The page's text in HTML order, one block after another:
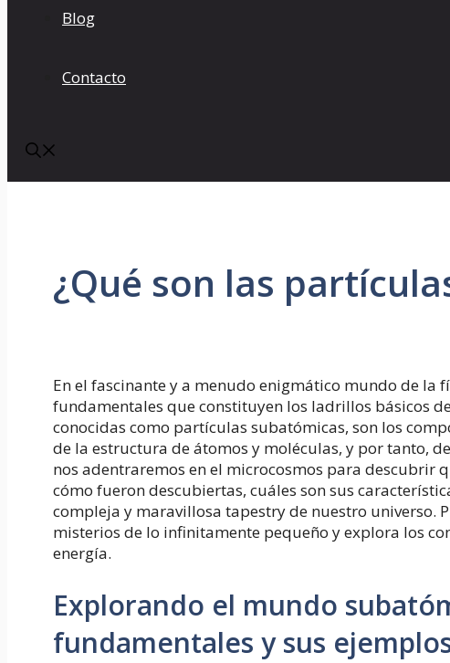
Blog
Contacto
¿Qué son las
En el fascinante y a menudo enigmático mundo de la
fundamentales que constituyen los ladrillos básicos
conocidas como partículas subatómicas, son los
de la estructura de átomos y moléculas, y por tanto,
nos adentraremos en el microcosmos para descubrir
cómo fueron descubiertas, cuáles son sus
compleja y maravillosa tapestry de nuestro universo.
misterios de lo infinitamente pequeño y explora los
energía.
Explorando el mundo
fundamentales y sus